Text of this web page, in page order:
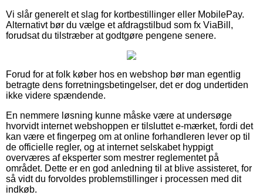
Vi slår generelt et slag for kortbestillinger eller MobilePay.
Alternativt bør du vælge et afdragstilbud som fx ViaBill,
forudsat du tilstræber at godtgøre pengene senere.
Forud for at folk køber hos en webshop bør man egentlig
betragte dens forretningsbetingelser, det er dog undertiden
ikke videre spændende.
En nemmere løsning kunne måske være at undersøge
hvorvidt internet webshoppen er tilsluttet e-mærket, fordi det
kan være et fingerpeg om at online forhandleren lever op til
de officielle regler, og at internet selskabet hyppigt
overværes af eksperter som mestrer reglementet på
området. Dette er en god anledning til at blive assisteret, for
så vidt du forvoldes problemstillinger i processen med dit
indkøb.